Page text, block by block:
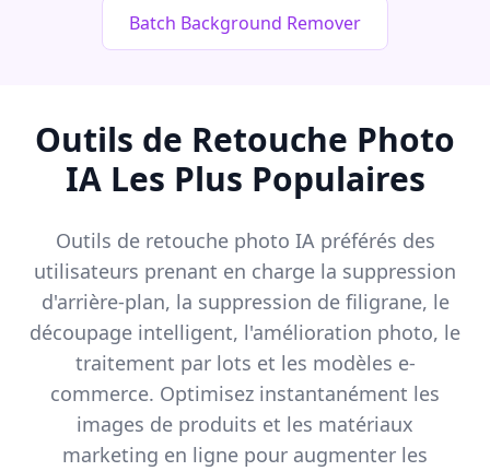
Batch Background Remover
Outils de Retouche Photo
IA Les Plus Populaires
Outils de retouche photo IA préférés des
utilisateurs prenant en charge la suppression
d'arrière-plan, la suppression de filigrane, le
découpage intelligent, l'amélioration photo, le
traitement par lots et les modèles e-
commerce. Optimisez instantanément les
images de produits et les matériaux
marketing en ligne pour augmenter les